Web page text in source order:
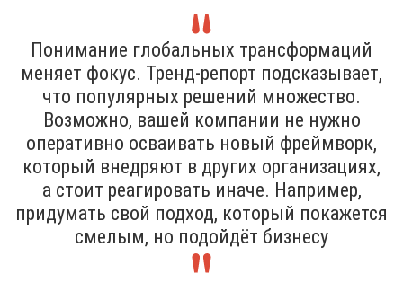
Понимание глобальных трансформаций
меняет фокус. Тренд-репорт подсказывает,
что популярных решений множество.
Возможно, вашей компании не нужно
оперативно осваивать новый фреймворк,
который внедряют в других организациях,
а стоит реагировать иначе. Например,
придумать свой подход, который покажется
смелым, но подойдёт бизнесу